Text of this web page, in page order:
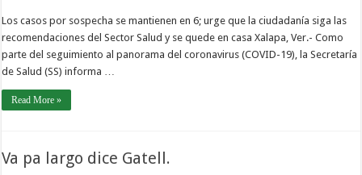
Los casos por sospecha se mantienen en 6; urge que la ciudadanía siga las
recomendaciones del Sector Salud y se quede en casa Xalapa, Ver.- Como
parte del seguimiento al panorama del coronavirus (COVID-19), la Secretaría
de Salud (SS) informa …
Read More »
Va pa largo dice Gatell.